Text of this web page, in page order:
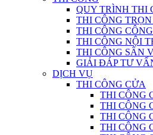
QUY TRÌNH THI
THI CÔNG
THI CÔNG
THI CÔNG NỘI
THI CÔNG SÂN
GIẢI ĐÁP TƯ
DỊCH VỤ
THI CÔNG CỬA
THI CÔNG
THI CÔNG
THI CÔNG
THI CÔNG